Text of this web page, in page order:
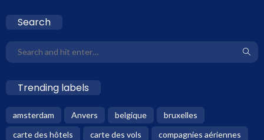
Search
Trending labels
amsterdam Anvers belgique
bruxelles
carte des hôtels
carte des vols
compagnies aériennes